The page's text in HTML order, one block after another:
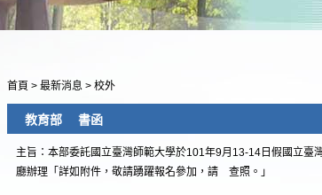
首頁 > 最新消息 > 校外
教育部 書函
主旨：本部委託國立臺灣師範大學於101年9月13-14日假國立臺
廳辦理「詳如附件，敬請踴躍報名參加，請 查照。」